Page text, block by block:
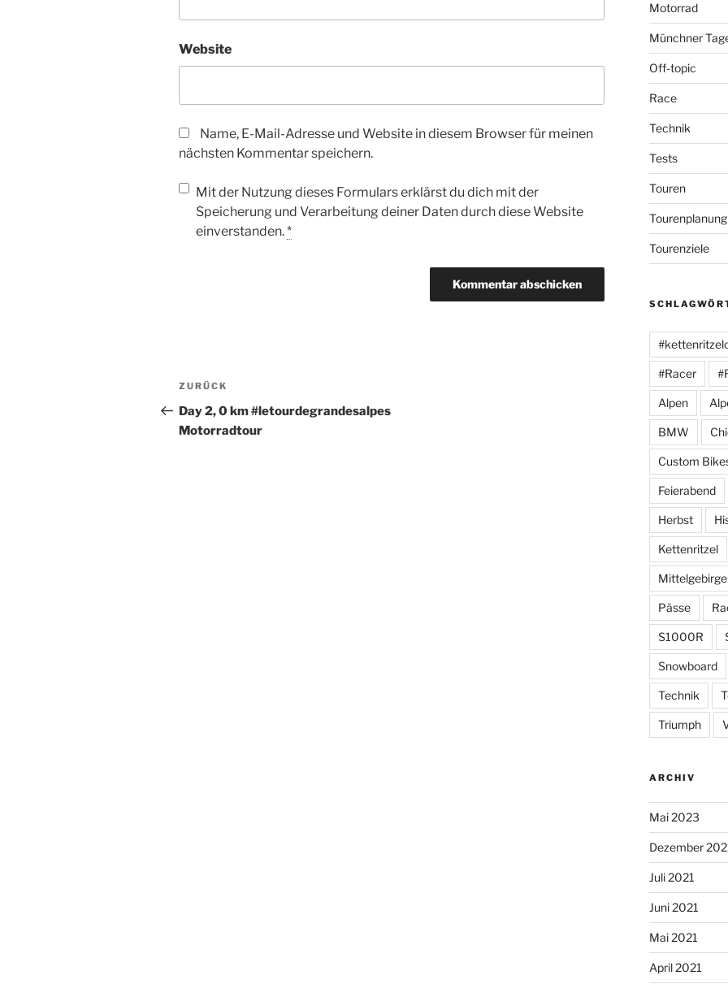
Website
Name, E-Mail-Adresse und Website in diesem Browser für meinen
nächsten Kommentar speichern.
Mit der Nutzung dieses Formulars erklärst du dich mit der
Speicherung und Verarbeitung deiner Daten durch diese Website
einverstanden.*
Beitragsnavigation
Vorheriger
Beitrag
ZURÜCK
Day 2, 0 km #letourdegrandesalpes
Motorradtour
Motorrad
Münchner
Off-topic
Race
Technik
Tests
Touren
Tourenplanung
Tourenziele
#Racer
Alpen
BMW
Custom
Feierabend
Herbst
Kettenritzel
Mittelgebirge
Pässe
S1000R
Snowboard
Technik
Triumph
ARCHIV
Mai 2023
Dezember
Juli 2021
Juni 2021
Mai 2021
April 2021